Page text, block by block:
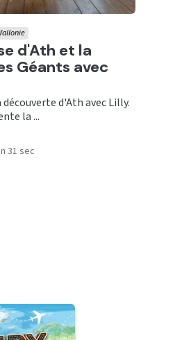
d'Ath et la
Géants avec
d'Ath avec Lilly.
la ...
31 sec